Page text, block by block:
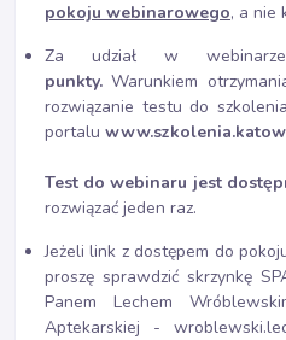
pokoju webinarowego, a nie
Za udział w
punkty. Warunkiem
rozwiązanie testu do
portalu
Test do webinaru jest
rozwiązać jeden raz.
Jeżeli link z dostępem do
proszę sprawdzić skrzynkę
Panem Lechem
Aptekarskiej -